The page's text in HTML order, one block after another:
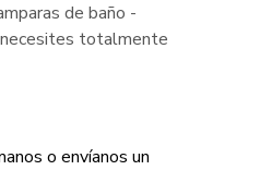
de baño -
totalmente
o envíanos un